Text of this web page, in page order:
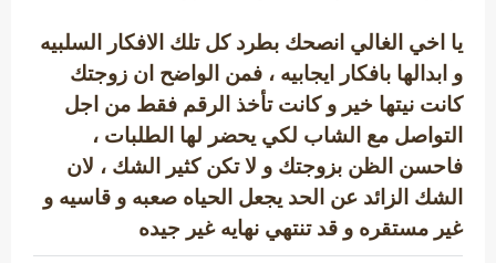
يا اخي الغالي انصحك بطرد كل تلك الافكار السلبيه
و ابدالها بافكار ايجابيه ، فمن الواضح ان زوجتك
كانت نيتها خير و كانت تأخذ الرقم فقط من اجل
التواصل مع الشاب لكي يحضر لها الطلبات ،
فاحسن الظن بزوجتك و لا تكن كثير الشك ، لان
الشك الزائد عن الحد يجعل الحياه صعبه و قاسيه و
غير مستقره و قد تنتهي نهايه غير جيده